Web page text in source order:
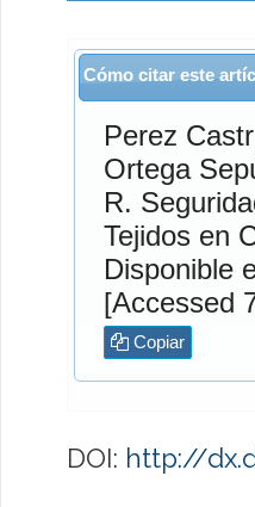
Cómo citar este
Perez
Ortega
R. Seguridad de Equipos de Procuramiento de Órganos y
Tejidos en
Disponible
Copiar
DOI: http://